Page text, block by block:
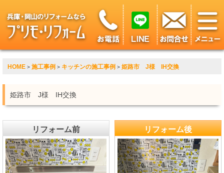
HOME > 施工事例 > キッチンの施工事例 > 姫路市 J様 IH交換
姫路市 J様 IH交換
リフォーム前 リフォーム後